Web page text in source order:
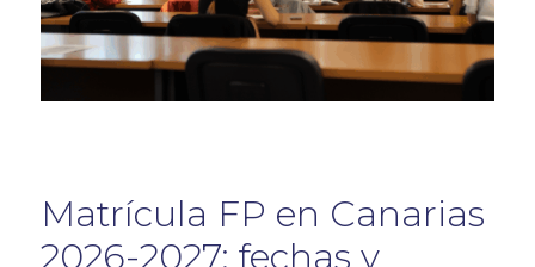
Matrícula FP en Canarias
2026-2027: fechas y